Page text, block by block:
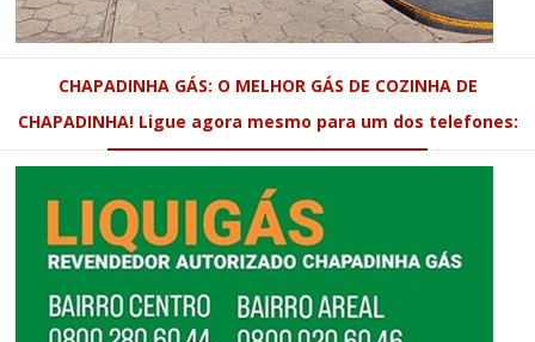
CHAPADINHA GÁS: O MELHOR GÁS DE COZINHA DE
CHAPADINHA! Ligue agora mesmo para um dos telefones: